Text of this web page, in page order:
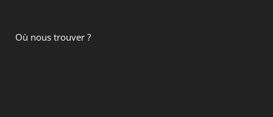
Où nous trouver ?